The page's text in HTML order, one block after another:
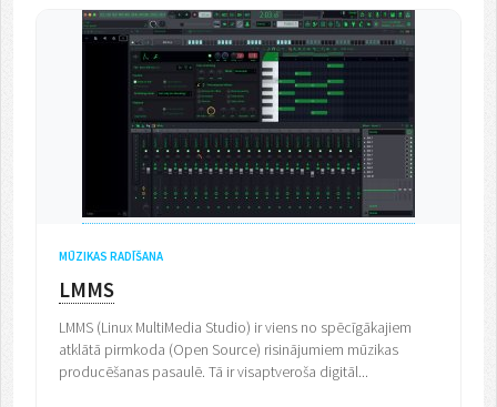
MŪZIKAS RADĪŠANA
LMMS
LMMS (Linux MultiMedia Studio) ir viens no spēcīgākajiem
atklātā pirmkoda (Open Source) risinājumiem mūzikas
producēšanas pasaulē. Tā ir visaptveroša digitāl...